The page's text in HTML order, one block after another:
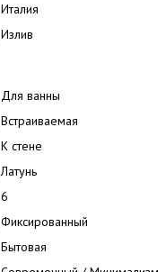
Италия
Излив
Для ванны
Встраиваемая
К стене
Латунь
6
Фиксированный
Бытовая